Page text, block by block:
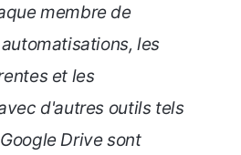
membre de
les
et les
d'autres outils tels
Drive sont